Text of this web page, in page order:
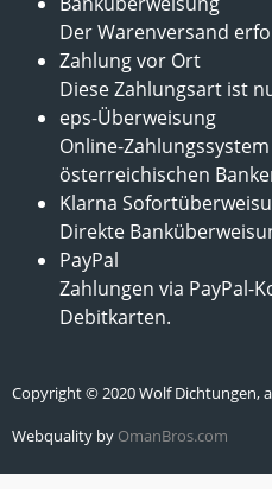
Der Warenversand
Zahlung vor Ort
Diese Zahlungsart ist
eps-Überweisung
Online-
österreichischen
Klarna
Direkte
PayPal
Zahlungen via PayPal-
Debitkarten.
Copyright © 2020 Wolf Dichtungen,
Webquality by OmanBros.com